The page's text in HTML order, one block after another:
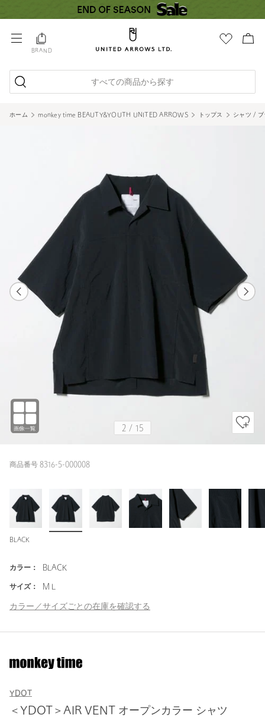
BRAND
すべての商品から探す
ホーム monkey time BEAUTY&YOUTH UNITED ARROWS トップス シャツ / ブ
2 / 15
商品番号 8316-5-000008
BLACK
カラー： BLACK
サイズ： M L
カラー／サイズごとの在庫を確認する
YDOT
＜YDOT＞AIR VENT オープンカラー シャツ